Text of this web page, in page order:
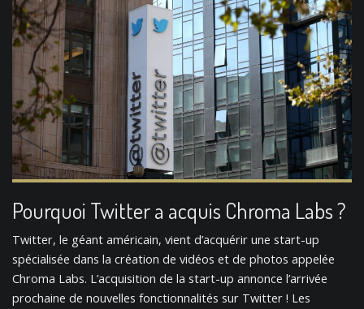
Pourquoi Twitter a acquis Chroma Labs ?
Twitter, le géant américain, vient d’acquérir une start-up
spécialisée dans la création de vidéos et de photos appelée
Chroma Labs. L’acquisition de la start-up annonce l’arrivée
prochaine de nouvelles fonctionnalités sur Twitter ! Les